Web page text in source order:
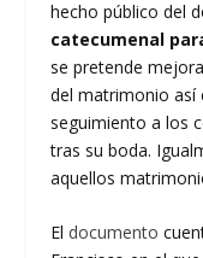
hecho público del
catecumenal
se pretende
del matrimonio así
seguimiento a los
tras su boda.
aquellos
El documento